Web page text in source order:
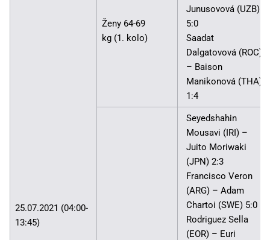
25.07.2021 (04:00-
13:45)
Ženy 64-69
kg (1. kolo)
Junusovová (UZB)
5:0
Saadat
Dalgatovová (ROC)
– Baison
Manikonová (THA)
1:4
Seyedshahin
Mousavi (IRI) –
Juito Moriwaki
(JPN) 2:3
Francisco Veron
(ARG) – Adam
Chartoi (SWE) 5:0
Rodriguez Sella
(EOR) – Euri